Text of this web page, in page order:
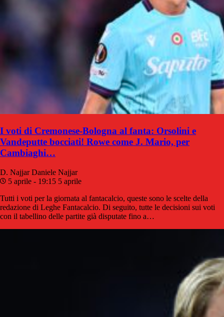
I voti di Cremonese-Bologna al fanta: Orsolini e
Vandeputte bocciati! Rowe come J. Mario, per
Cambiaghi…
D. Najjar Daniele Najjar
5 aprile - 19:15 5 aprile
Tutti i voti per la giornata al fantacalcio, queste sono le scelte della
redazione di Leghe Fantacalcio. Di seguito, tutte le decisioni sui voti
con il tabellino delle partite già disputate fino a…